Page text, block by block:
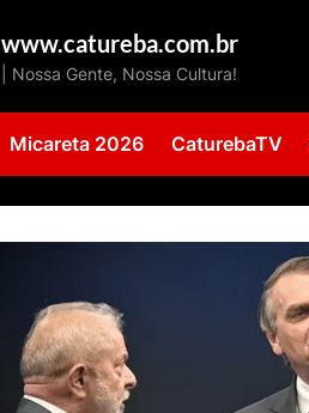
www.catureba.com.br
| Nossa Gente, Nossa Cultura!
Micareta 2026 CaturebaTV